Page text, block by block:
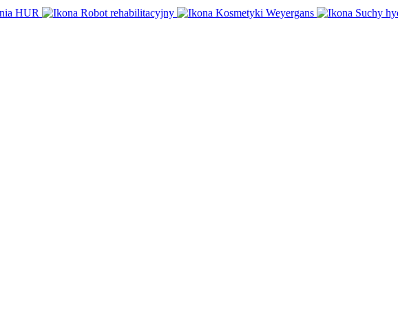
HUR Robot rehabilitacyjny Kosmetyki Weyergans Suchy